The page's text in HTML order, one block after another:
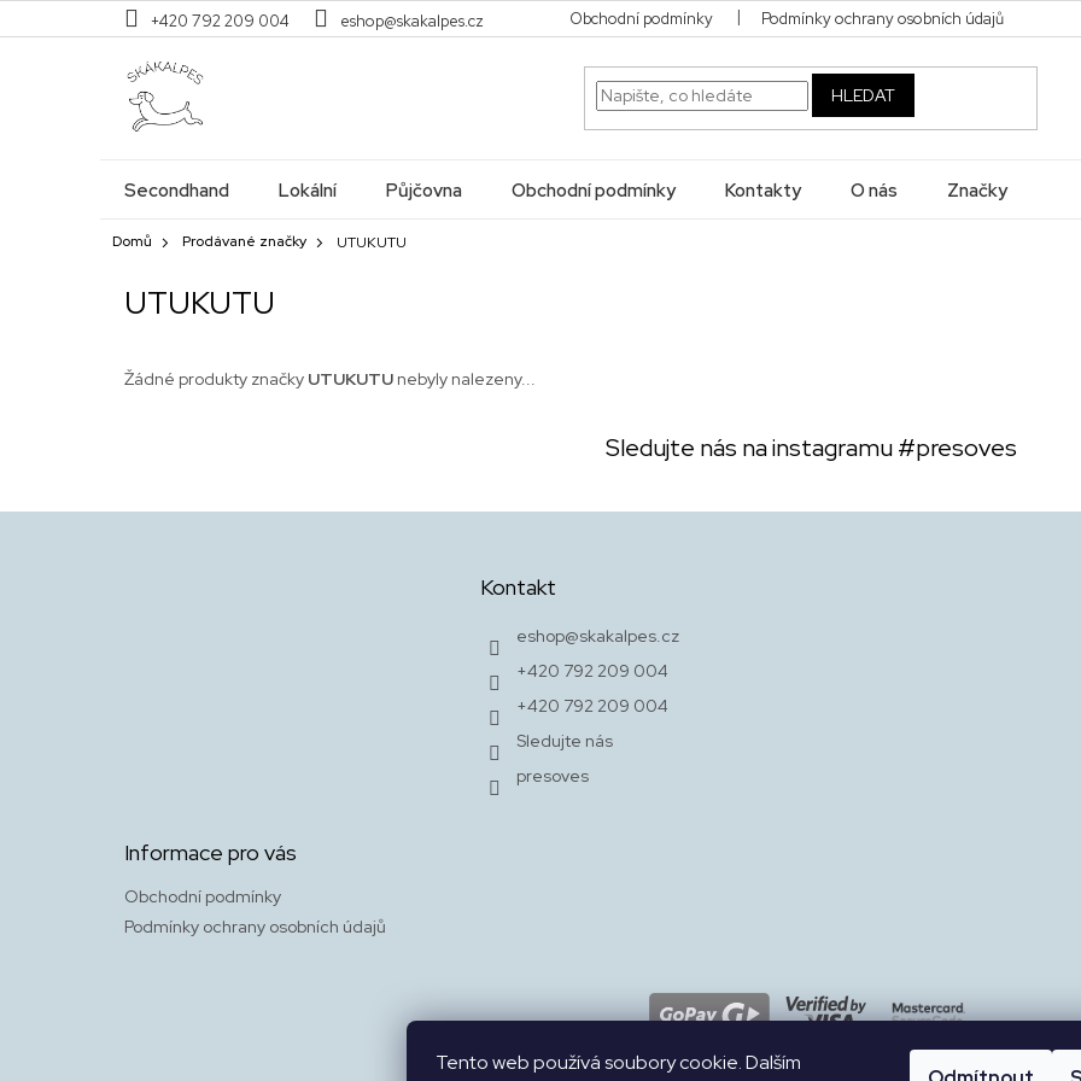
Tento web používá soubory cookie. Dalším
na
+420 792 209 004 eshop@skakalpes.cz Obchodní podmínky Podmínky ochrany osobních údajů
HLEDAT
Secondhand Lokální Půjčovna Obchodní podmínky Kontakty O nás Značky
Domů Prodávané značky UTUKUTU
UTUKUTU
Žádné produkty značky UTUKUTU nebyly nalezeny...
Sledujte nás na instagramu#presoves
Kontakt
eshop@skakalpes.cz
+420 792 209 004
+420 792 209 004
Sledujte nás
presoves
Informace pro vás
Obchodní podmínky
Podmínky ochrany osobních údajů